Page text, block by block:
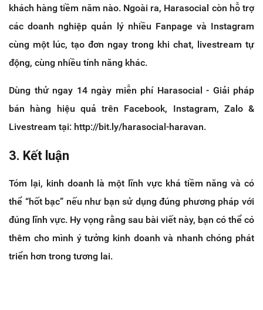
khách hàng tiềm năm nào. Ngoài ra, Harasocial còn hỗ trợ
các doanh nghiệp quản lý nhiều Fanpage và Instagram
cùng một lúc, tạo đơn ngay trong khi chat, livestream tự
động, cùng nhiều tính năng khác.
Dùng thử ngay 14 ngày miễn phí Harasocial - Giải pháp
bán hàng hiệu quả trên Facebook, Instagram, Zalo &
Livestream tại: http://bit.ly/harasocial-haravan.
3. Kết luận
Tóm lại, kinh doanh là một lĩnh vực khá tiềm năng và có
thể “hốt bạc” nếu như bạn sử dụng đúng phương pháp với
đúng lĩnh vực. Hy vọng rằng sau bài viết này, bạn có thể có
thêm cho mình ý tưởng kinh doanh và nhanh chóng phát
triển hơn trong tương lai.